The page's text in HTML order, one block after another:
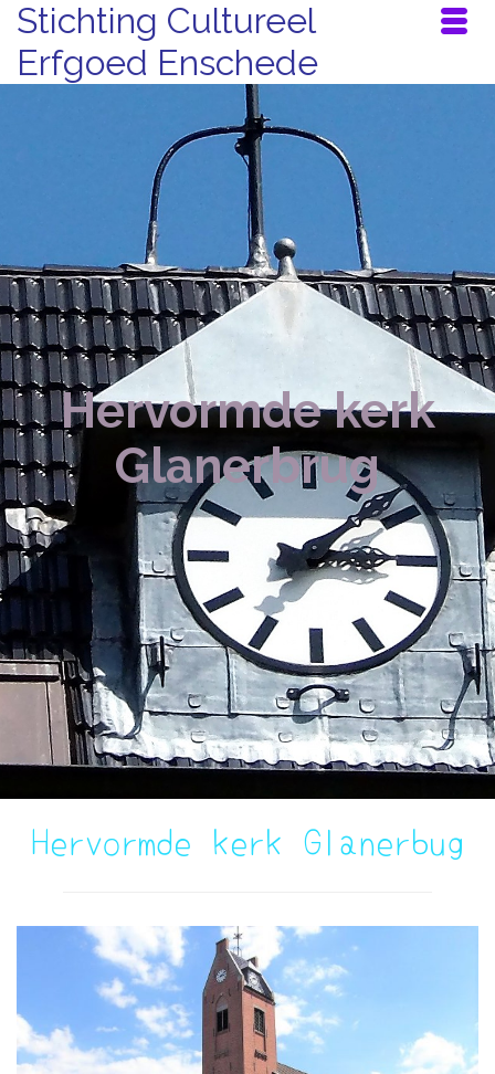
Stichting Cultureel
Erfgoed Enschede
Hervormde kerk
Glanerbrug
Hervormde kerk Glanerbug